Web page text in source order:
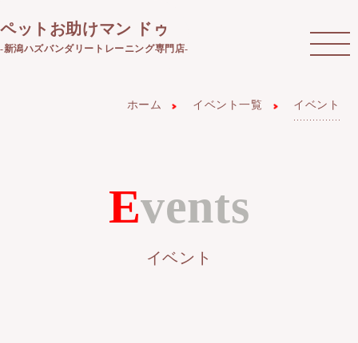
ペットお助けマン ドゥ
-新潟ハズバンダリートレーニング専門店-
ホーム イベント一覧 イベント
Events
イベント